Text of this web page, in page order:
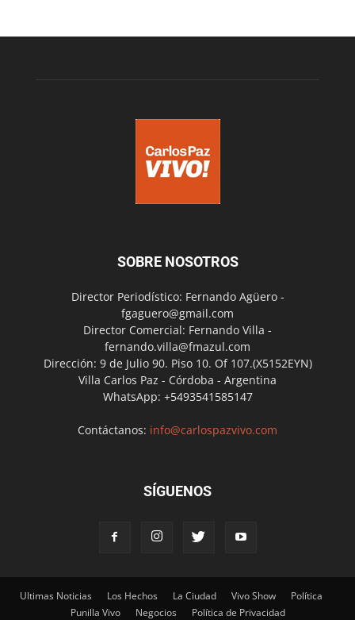
SOBRE NOSOTROS
Director Periodístico: Fernando Agüero -
fgaguero@gmail.com
Director Comercial: Fernando Villa -
fernando.villa@fmazul.com
Dirección: 9 de Julio 90. Piso 10. Of 107.(X5152EYN)
Villa Carlos Paz - Córdoba - Argentina
WhatsApp: +5493541585147
Contáctanos: info@carlospazvivo.com
SÍGUENOS
Ultimas Noticias Los Hechos La Ciudad Vivo Show
Política
Punilla Vivo
Negocios Política de Privacidad